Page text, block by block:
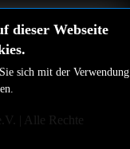
dieser Webseite
sich mit der Verwendung
| Alle Rechte